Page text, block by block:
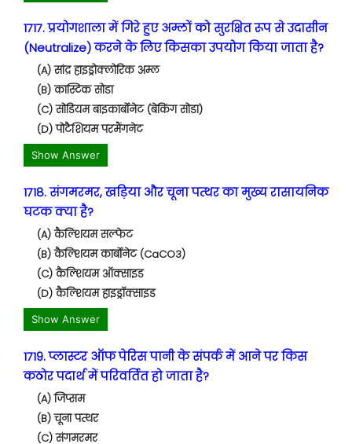
1717. प्रयोगशाला में गिरे हुए अम्लों को सुरक्षित रूप से उदासीन
(Neutralize) करने के लिए किसका उपयोग किया जाता है?
(A) सांद्र हाइड्रोक्लोरिक अम्ल
(B) कास्टिक सोडा
(C) सोडियम बाइकार्बोनेट (बेकिंग सोडा)
(D) पोटैशियम परमैंगनेट
Show Answer
1718. संगमरमर, खड़िया और चूना पत्थर का मुख्य रासायनिक
घटक क्या है?
(A) कैल्शियम सल्फेट
(B) कैल्शियम कार्बोनेट (CaCO3)
(C) कैल्शियम ऑक्साइड
(D) कैल्शियम हाइड्रॉक्साइड
Show Answer
1719. प्लास्टर ऑफ पेरिस पानी के संपर्क में आने पर किस
कठोर पदार्थ में परिवर्तित हो जाता है?
(A) जिप्सम
(B) चूना पत्थर
(C) संगमरमर